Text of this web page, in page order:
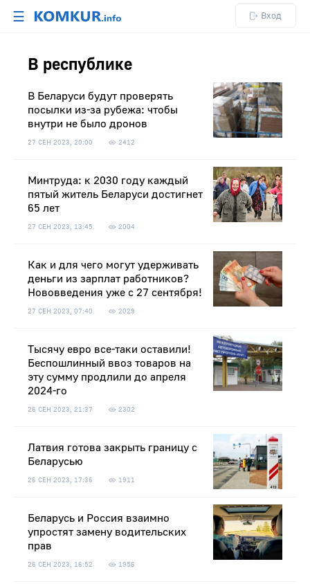
☰ Вход
В республике
В Беларуси будут проверять
посылки из-за рубежа: чтобы
внутри не было дронов
27 СЕН 2023, 20:00 2412
Минтруда: к 2030 году каждый
пятый житель Беларуси достигнет
65 лет
27 СЕН 2023, 13:45 2004
Как и для чего могут удерживать
деньги из зарплат работников?
Нововведения уже с 27 сентября!
27 СЕН 2023, 07:40 2029
Тысячу евро все-таки оставили!
Беспошлинный ввоз товаров на
эту сумму продлили до апреля
2024-го
26 СЕН 2023, 21:37 2302
Латвия готова закрыть границу с
Беларусью
26 СЕН 2023, 17:36 1911
Беларусь и Россия взаимно
упростят замену водительских
прав
26 СЕН 2023, 16:52 1956